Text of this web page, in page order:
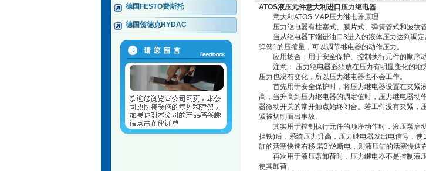
德国FESTO费斯托
德国贺德克HYDAC
ATOS液压元件意大利进口压力继电器
意大利ATOS MAP压力继电器原理
压力继电器有柱塞式、膜片式、弹簧管式和波纹管
当从继电器下端进油口3进入的液体压力达到调定
弹簧1的压缩量，可以调节继电器的动作压力。
应用场合：用于安全保护、控制执行元件的顺序动
注意： 压力继电器必须放在压力有明显变化的地
压力也没有变化，所以压力继电器也不会工作。
首先用于安全保护时，将压力继电器设置在夹紧
高，当升高到压力继电器的调定值时，压力继电器动
器微动开关的常开触点始终闭合。若工件没有夹紧，
紧被切削而出事故。
其实用于控制执行元件的顺序动作时，液压泵启
挡铁)后，系统压力升高，压力继电器发出电信号，
缸的活塞快速右移;若3YA断电，则液压缸的活塞慢速
再次用于液压泵卸荷时，压力继电器不是控制液压
使其卸荷。